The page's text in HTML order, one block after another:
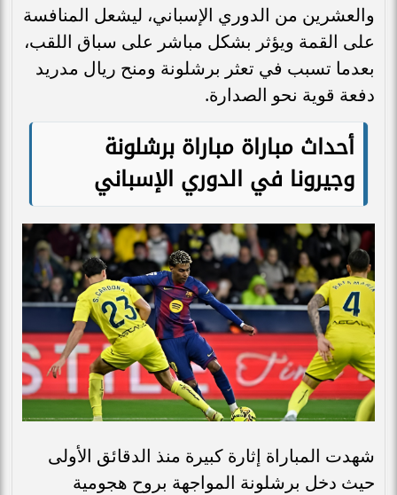
والعشرين من الدوري الإسباني، ليشعل المنافسة
على القمة ويؤثر بشكل مباشر على سباق اللقب،
بعدما تسبب في تعثر برشلونة ومنح ريال مدريد
دفعة قوية نحو الصدارة.
أحداث مباراة مباراة برشلونة
وجيرونا في الدوري الإسباني
شهدت المباراة إثارة كبيرة منذ الدقائق الأولى
حيث دخل برشلونة المواجهة بروح هجومية